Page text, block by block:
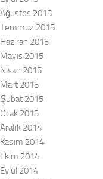
Ağustos 2015
Temmuz 2015
Haziran 2015
Mayıs 2015
Nisan 2015
Mart 2015
Şubat 2015
Ocak 2015
Aralık 2014
Kasım 2014
Ekim 2014
Eylül 2014